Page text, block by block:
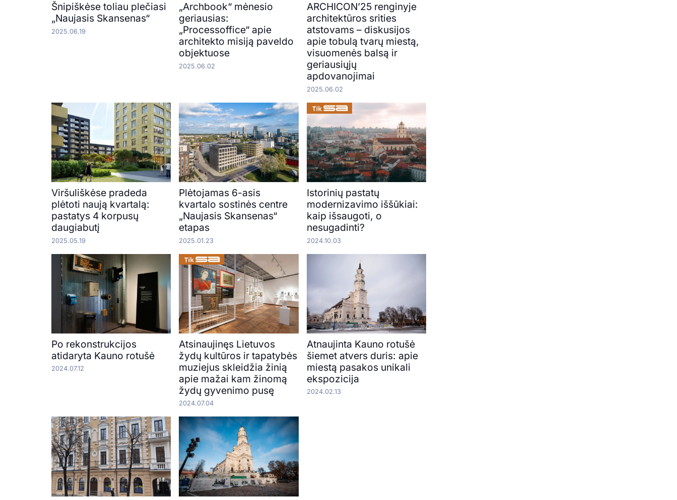
Šnipiškėse toliau plečiasi
„Naujasis Skansenas“
2025.06.19
„Archbook“ mėnesio
geriausias:
„Processoffice“ apie
architekto misiją paveldo
objektuose
2025.06.02
ARCHICON’25 renginyje
architektūros srities
atstovams – diskusijos
apie tobulą tvarų miestą,
visuomenės balsą ir
geriausiųjų
apdovanojimai
2025.06.02
Viršuliškėse pradeda
plėtoti naują kvartalą:
pastatys 4 korpusų
daugiabutį
2025.05.19
Plėtojamas 6-asis
kvartalo sostinės centre
„Naujasis Skansenas“
etapas
2025.01.23
Istorinių pastatų
modernizavimo iššūkiai:
kaip išsaugoti, o
nesugadinti?
2024.10.03
Po rekonstrukcijos
atidaryta Kauno rotušė
2024.07.12
Atsinaujinęs Lietuvos
žydų kultūros ir tapatybės
muziejus skleidžia žinią
apie mažai kam žinomą
žydų gyvenimo pusę
2024.07.04
Atnaujinta Kauno rotušė
šiemet atvers duris: apie
miestą pasakos unikali
ekspozicija
2024.02.13